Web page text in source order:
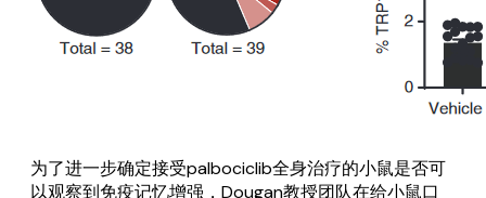
为了进一步确定接受palbociclib全身治疗的小鼠是否可
以观察到免疫记忆增强，Dougan教授团队在给小鼠口